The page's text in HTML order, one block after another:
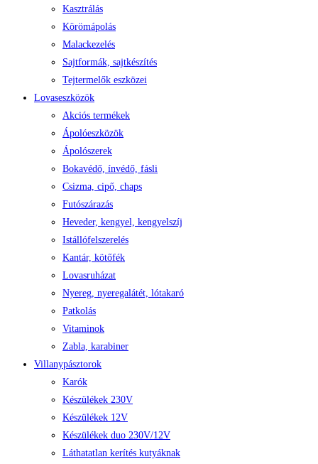
Kasztrálás
Körömápolás
Malackezelés
Sajtformák, sajtkészítés
Tejtermelők eszközei
Lovaseszközök
Akciós termékek
Ápolóeszközök
Ápolószerek
Bokavédő, ínvédő, fásli
Csizma, cipő, chaps
Futószárazás
Heveder, kengyel, kengyelszíj
Istállófelszerelés
Kantár, kötőfék
Lovasruházat
Nyereg, nyeregalátét, lótakaró
Patkolás
Vitaminok
Zabla, karabiner
Villanypásztorok
Karók
Készülékek 230V
Készülékek 12V
Készülékek duo 230V/12V
Láthatatlan kerítés kutyáknak